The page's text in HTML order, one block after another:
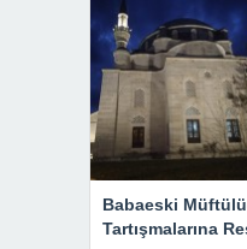
Babaeski
Tartışmalarına